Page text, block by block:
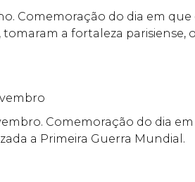
Comemoração do dia em que
a fortaleza parisiense,
Comemoração do dia
a Primeira Guerra Mundial.